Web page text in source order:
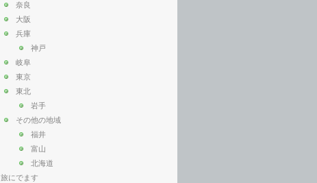
奈良
大阪
兵庫
神戸
岐阜
東京
東北
岩手
その他の地域
福井
富山
北海道
旅にでます